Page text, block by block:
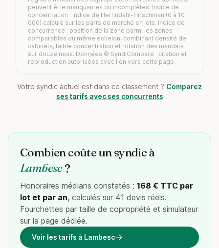
peuvent être manquantes ou incomplètes. Indice de
concentration : indice de Herfindahl-Hirschman (0 à 10
000) calculé sur les parts de marché en lots. Indice de
concurrence : position de la zone parmi les zones
comparables du même échelon, combinant densité de
cabinets, faible concentration et rotation des mandats
sur douze mois. Données © SyndiCompare : citation et
reproduction autorisées avec lien vers cette page.
Votre syndic actuel est dans ce classement ? Comparez
ses tarifs avec ses concurrents
Combien coûte un syndic à
Lambesc?
Honoraires médians constatés : 168 € TTC par
lot et par an, calculés sur 41 devis réels.
Fourchettes par taille de copropriété et simulateur
sur la page dédiée.
Voir les tarifs à Lambesc